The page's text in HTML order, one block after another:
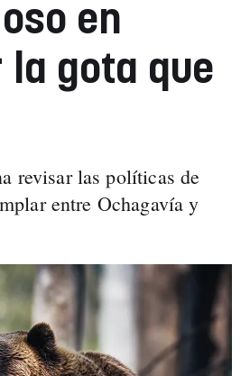
en
la gota que
revisar las políticas de
entre Ochagavía y